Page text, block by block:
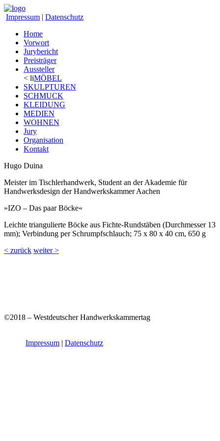
Impressum | Datenschutz
Home
Vorwort
Jurybericht
Preisträger
Aussteller
< liMÖBEL
SKULPTUREN
SCHMUCK
KLEIDUNG
MEDIEN
WOHNEN
Jury
Organisation
Kontakt
Hugo Duina
Meister im Tischlerhandwerk, Student an der Akademie für
Handwerksdesign der Handwerkskammer Aachen
»IZO – Das paar Böcke«
Leichte triangulierte Böcke aus Fichte-Rundstäben (Durchmesser 13
mm); Verbindung per Schrumpfschlauch; 75 x 80 x 40 cm, 650 g
< zurück weiter >
©2018 – Westdeutscher Handwerkskammertag
Impressum | Datenschutz